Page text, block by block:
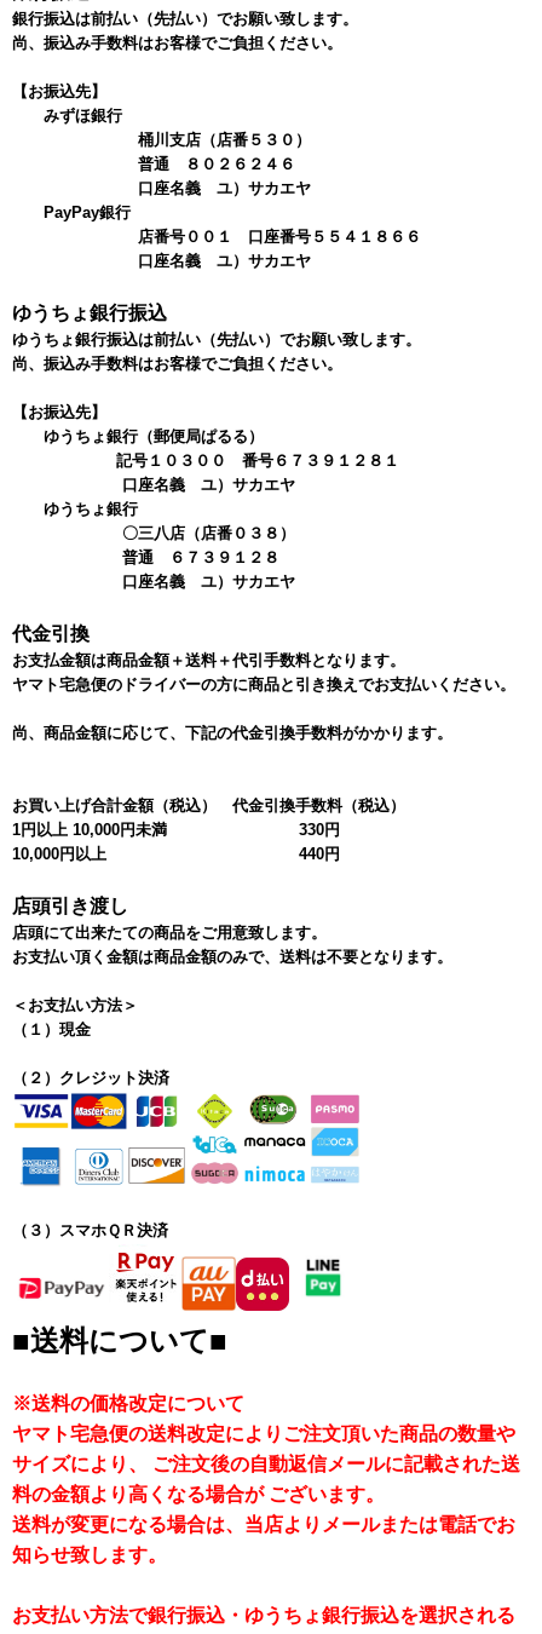
銀行振込は前払い（先払い）でお願い致します。
尚、振込み手数料はお客様でご負担ください。
【お振込先】
みずほ銀行
桶川支店（店番５３０）
普通 ８０２６２４６
口座名義 ユ）サカエヤ
PayPay銀行
店番号００１ 口座番号５５４１８６６
口座名義 ユ）サカエヤ
ゆうちょ銀行振込
ゆうちょ銀行振込は前払い（先払い）でお願い致します。
尚、振込み手数料はお客様でご負担ください。
【お振込先】
ゆうちょ銀行（郵便局ぱるる）
記号１０３００ 番号６７３９１２８１
口座名義 ユ）サカエヤ
ゆうちょ銀行
〇三八店（店番０３８）
普通 ６７３９１２８
口座名義 ユ）サカエヤ
代金引換
お支払金額は商品金額＋送料＋代引手数料となります。
ヤマト宅急便のドライバーの方に商品と引き換えでお支払いください。
尚、商品金額に応じて、下記の代金引換手数料がかかります。
お買い上げ合計金額（税込）
代金引換手数料（税込）
1円以上 10,000円未満
330円
10,000円以上
440円
店頭引き渡し
店頭にて出来たての商品をご用意致します。
お支払い頂く金額は商品金額のみで、送料は不要となります。
＜お支払い方法＞
（１）現金
（２）クレジット決済
（３）スマホＱＲ決済
■送料について■
※送料の価格改定について
ヤマト宅急便の送料改定によりご注文頂いた商品の数量や
サイズにより、 ご注文後の自動返信メールに記載された送
料の金額より高くなる場合が ございます。
送料が変更になる場合は、当店よりメールまたは電話でお
知らせ致します。
お支払い方法で銀行振込・ゆうちょ銀行振込を選択される